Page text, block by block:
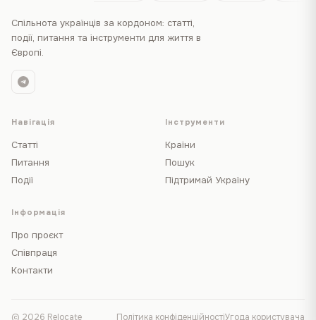
Спільнота українців за кордоном: статті,
події, питання та інструменти для життя в
Європі.
Навігація
Статті
Питання
Події
Інструменти
Країни
Пошук
Підтримай Україну
Інформація
Про проєкт
Співпраця
Контакти
© 2026 Relocate Політика конфіденційностіУгода користувача